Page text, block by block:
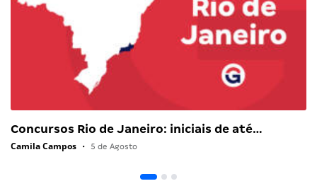
Concursos Rio de Janeiro: iniciais de até…
Camila Campos • 5 de Agosto